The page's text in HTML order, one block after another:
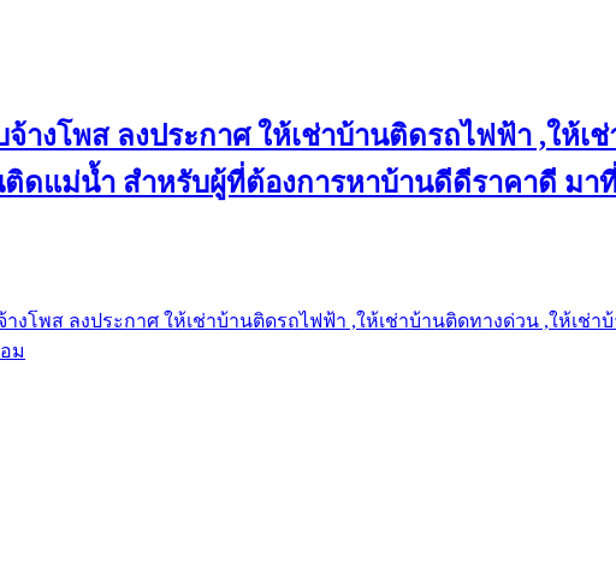
จ้างโพส ลงประกาศ ให้เช่าบ้านติดรถไฟฟ้า ,ให้เ
ติดแม่น้ำ สำหรับผู้ที่ต้องการหาบ้านดีดีราคาดี ม
างโพส ลงประกาศ ให้เช่าบ้านติดรถไฟฟ้า ,ให้เช่าบ้านติดทางด่วน ,ให้เช่
ม